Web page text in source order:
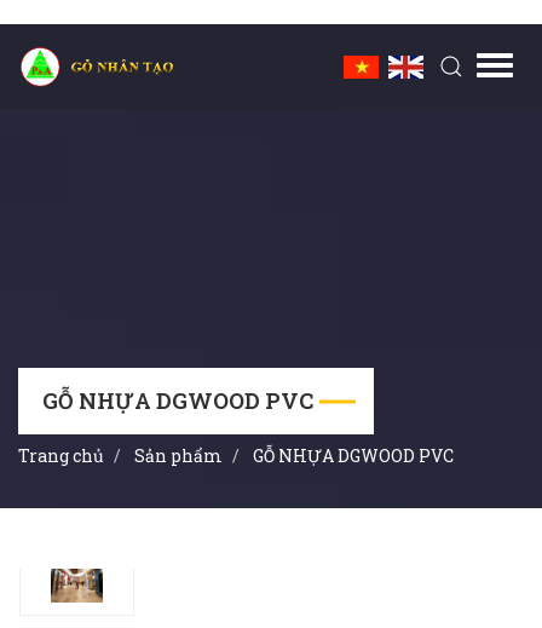
GỖ NHỰA DGWOOD PVC
Trang chủ Sản phẩm GỖ NHỰA DGWOOD PVC